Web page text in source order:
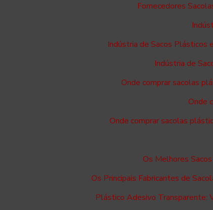
Fornecedores
Indústria de Sacos Plásticos
Indústria de
Onde comprar sacolas
Onde
Onde comprar sacolas
Os Melhores
Os Principais Fabricantes de
Plástico Adesivo Transparente: